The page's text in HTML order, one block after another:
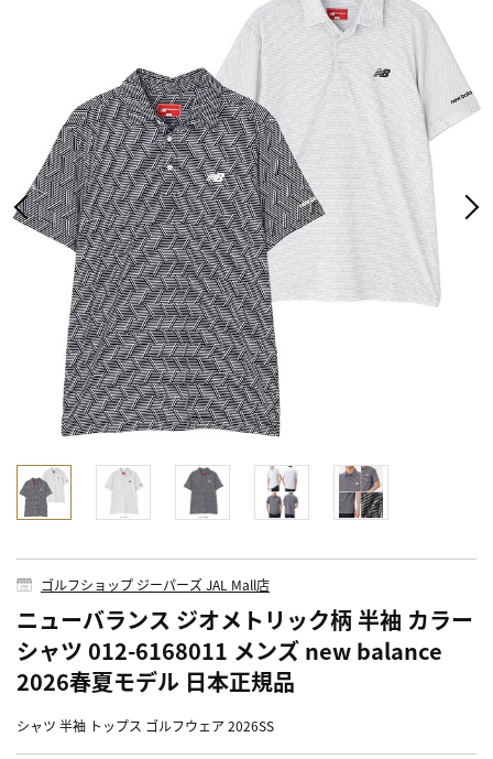
ゴルフショップ ジーパーズ JAL Mall店
ニューバランス ジオメトリック柄 半袖 カラー
シャツ 012-6168011 メンズ new balance
2026春夏モデル 日本正規品
シャツ 半袖 トップス ゴルフウェア 2026SS